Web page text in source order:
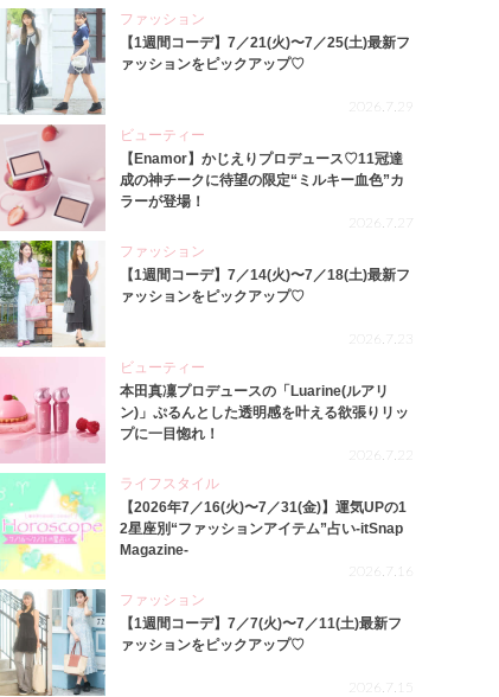
ファッション
【1週間コーデ】7／21(火)〜7／25(土)最新フ
ァッションをピックアップ♡
2026.7.29
ビューティー
【Enamor】かじえりプロデュース♡11冠達
成の神チークに待望の限定“ミルキー血色”カ
ラーが登場！
2026.7.27
ファッション
【1週間コーデ】7／14(火)〜7／18(土)最新フ
ァッションをピックアップ♡
2026.7.23
ビューティー
本田真凜プロデュースの「Luarine(ルアリ
ン)」ぷるんとした透明感を叶える欲張りリッ
プに一目惚れ！
2026.7.22
ライフスタイル
【2026年7／16(火)〜7／31(金)】運気UPの1
2星座別“ファッションアイテム”占い-itSnap
Magazine-
2026.7.16
ファッション
【1週間コーデ】7／7(火)〜7／11(土)最新フ
ァッションをピックアップ♡
2026.7.15